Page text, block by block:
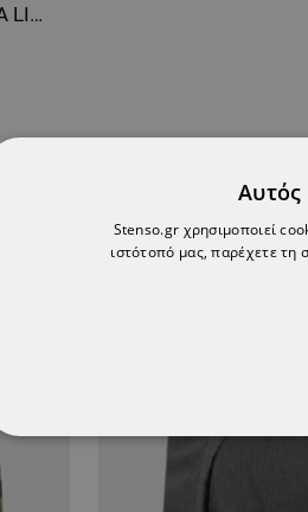
Βερμούδα εργασίας PRISMA LIGHT STRETCH LIGHT GREY
Αυτός
Stenso.gr χρησιμοποιεί
ιστότοπό μας, παρέχετε τη
ΑΠΟΛΎΤΩΣ ΑΠΑΡΑΊΤΗΤΑ
ΜΗ ΤΑΞΙΝΟΜΗΜΈΝΑ